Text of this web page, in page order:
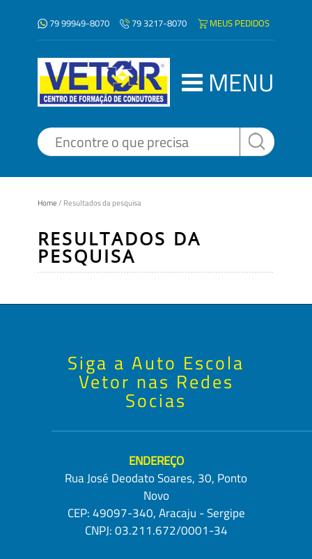
79 99949-8070 79 3217-8070 MEUS PEDIDOS
MENU
Home/ Resultados da pesquisa
RESULTADOS DA
PESQUISA
Siga a Auto Escola
Vetor nas Redes
Socias
ENDEREÇO
Rua José Deodato Soares, 30, Ponto
Novo
CEP: 49097-340, Aracaju - Sergipe
CNPJ: 03.211.672/0001-34